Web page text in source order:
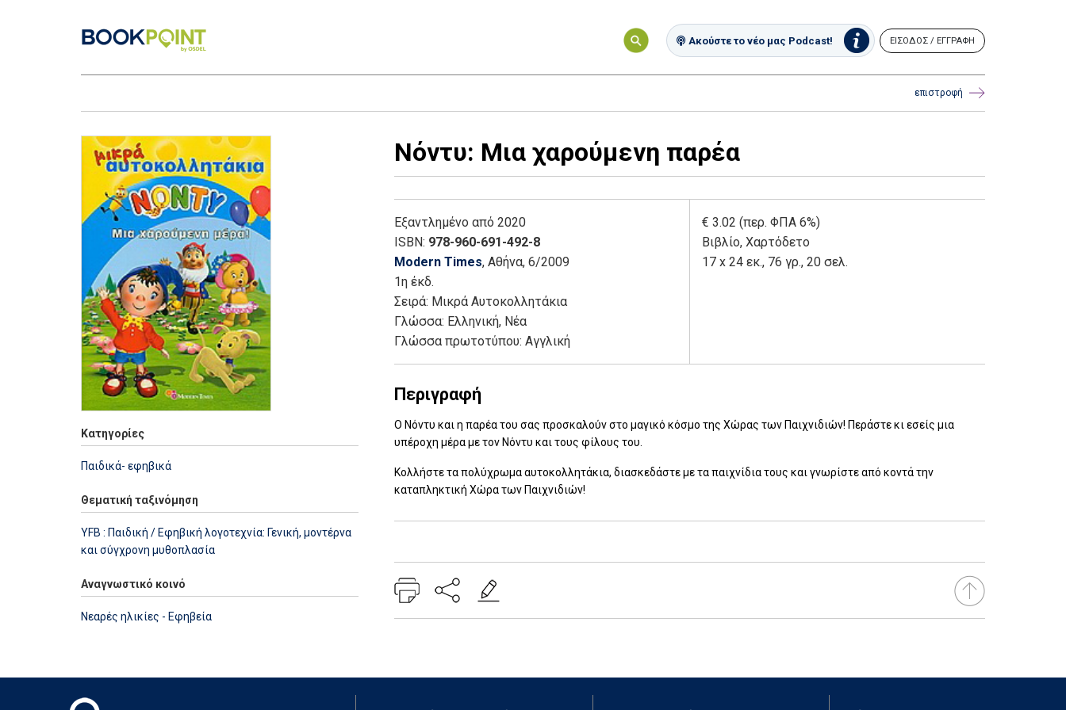
Ακούστε το νέο μας Podcast! ΕΙΣΟΔΟΣ / ΕΓΓΡΑΦΗ
επιστροφή
Κατηγορίες
Παιδικά- εφηβικά
Θεματική ταξινόμηση
YFB : Παιδική / Εφηβική λογοτεχνία: Γενική, μοντέρνα
και σύγχρονη μυθοπλασία
Αναγνωστικό κοινό
Νεαρές ηλικίες - Εφηβεία
Νόντυ: Μια χαρούμενη παρέα
Εξαντλημένο από 2020
ISBN: 978-960-691-492-8
Modern Times, Αθήνα, 6/2009
1η έκδ.
Σειρά: Μικρά Αυτοκολλητάκια
Γλώσσα: Ελληνική, Νέα
Γλώσσα πρωτοτύπου: Αγγλική
€ 3.02 (περ. ΦΠΑ 6%)
Βιβλίο, Χαρτόδετο
17 x 24 εκ., 76 γρ., 20 σελ.
Περιγραφή
Ο Νόντυ και η παρέα του σας προσκαλούν στο μαγικό κόσμο της Χώρας των Παιχνιδιών! Περάστε κι εσείς μια
υπέροχη μέρα με τον Νόντυ και τους φίλους του.
Κολλήστε τα πολύχρωμα αυτοκολλητάκια, διασκεδάστε με τα παιχνίδια τους και γνωρίστε από κοντά την
καταπληκτική Χώρα των Παιχνιδιών!